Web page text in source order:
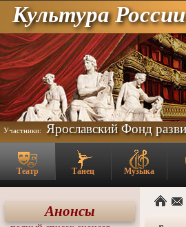
Культура России
Участники: Ярославский Фонд
Театр Танец Музыка
Анонсы